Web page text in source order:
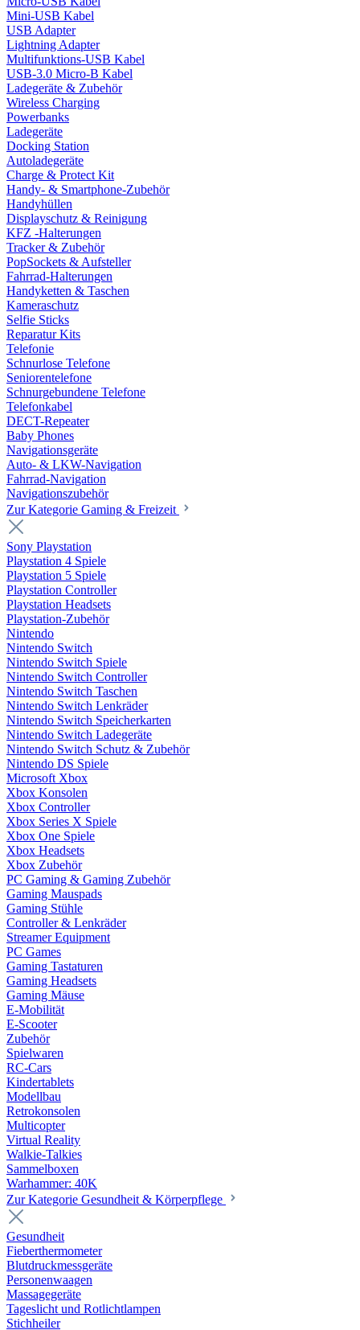
Mini-USB Kabel
USB Adapter
Lightning Adapter
Multifunktions-USB Kabel
USB-3.0 Micro-B Kabel
Ladegeräte & Zubehör
Wireless Charging
Powerbanks
Ladegeräte
Docking Station
Autoladegeräte
Charge & Protect Kit
Handy- & Smartphone-Zubehör
Handyhüllen
Displayschutz & Reinigung
KFZ -Halterungen
Tracker & Zubehör
PopSockets & Aufsteller
Fahrrad-Halterungen
Handyketten & Taschen
Kameraschutz
Selfie Sticks
Reparatur Kits
Telefonie
Schnurlose Telefone
Seniorentelefone
Schnurgebundene Telefone
Telefonkabel
DECT-Repeater
Baby Phones
Navigationsgeräte
Auto- & LKW-Navigation
Fahrrad-Navigation
Navigationszubehör
Zur Kategorie Gaming & Freizeit
Sony Playstation
Playstation 4 Spiele
Playstation 5 Spiele
Playstation Controller
Playstation Headsets
Playstation-Zubehör
Nintendo
Nintendo Switch
Nintendo Switch Spiele
Nintendo Switch Controller
Nintendo Switch Taschen
Nintendo Switch Lenkräder
Nintendo Switch Speicherkarten
Nintendo Switch Ladegeräte
Nintendo Switch Schutz & Zubehör
Nintendo DS Spiele
Microsoft Xbox
Xbox Konsolen
Xbox Controller
Xbox Series X Spiele
Xbox One Spiele
Xbox Headsets
Xbox Zubehör
PC Gaming & Gaming Zubehör
Gaming Mauspads
Gaming Stühle
Controller & Lenkräder
Streamer Equipment
PC Games
Gaming Tastaturen
Gaming Headsets
Gaming Mäuse
E-Mobilität
E-Scooter
Zubehör
Spielwaren
RC-Cars
Kindertablets
Modellbau
Retrokonsolen
Multicopter
Virtual Reality
Walkie-Talkies
Sammelboxen
Warhammer: 40K
Zur Kategorie Gesundheit & Körperpflege
Gesundheit
Fieberthermometer
Blutdruckmessgeräte
Personenwaagen
Massagegeräte
Tageslicht und Rotlichtlampen
Stichheiler